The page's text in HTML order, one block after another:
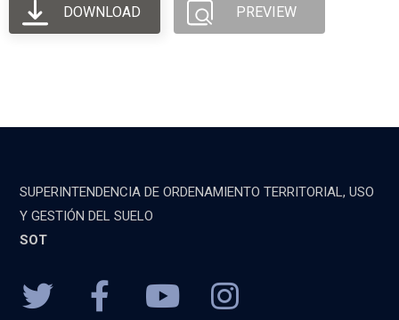
DOWNLOAD PREVIEW
SUPERINTENDENCIA DE ORDENAMIENTO TERRITORIAL, USO
Y GESTIÓN DEL SUELO
SOT